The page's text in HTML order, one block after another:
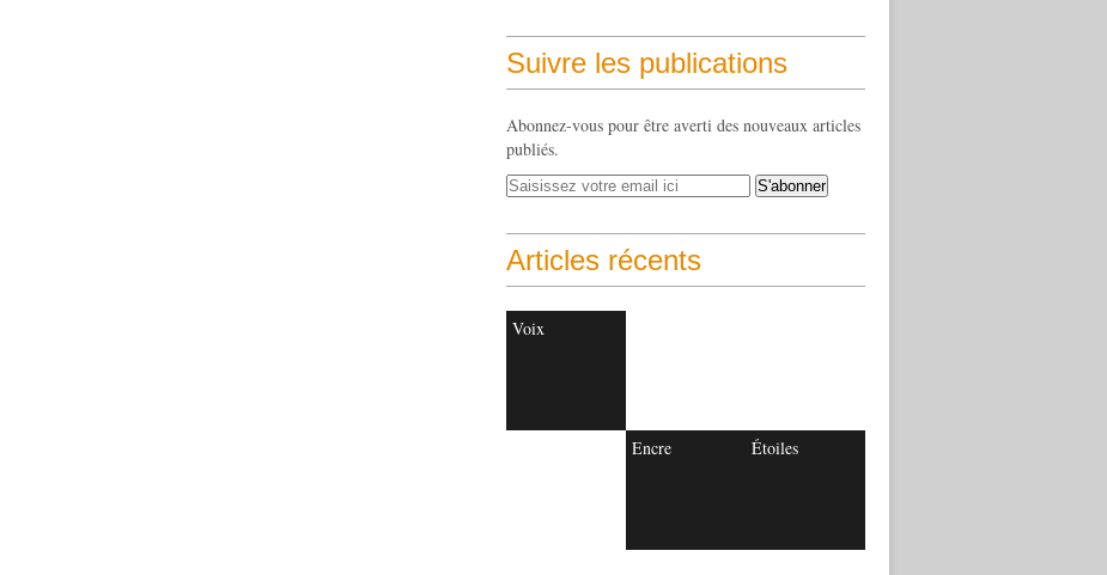
Suivre les publications
Abonnez-vous pour être averti des nouveaux articles
publiés.
Articles récents
Voix
Encre Étoiles